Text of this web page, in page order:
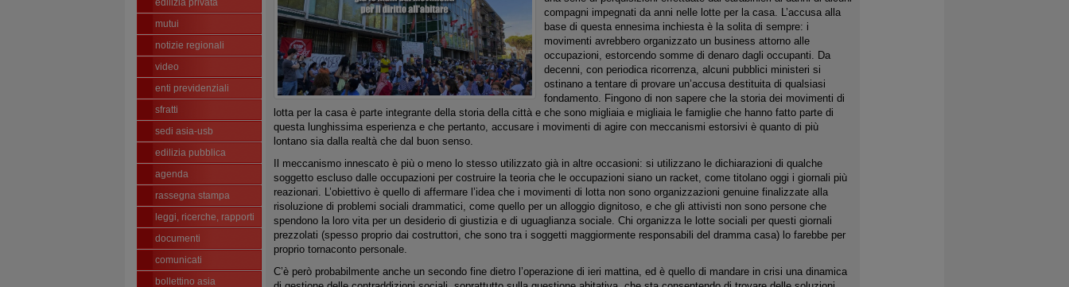
edilizia privata
mutui
notizie regionali
video
enti previdenziali
sfratti
sedi asia-usb
edilizia pubblica
agenda
rassegna stampa
leggi, ricerche, rapporti
documenti
comunicati
bollettino asia
compagni impegnati da anni nelle lotte per la casa. L’accusa alla
base di questa ennesima inchiesta è la solita di sempre: i
movimenti avrebbero organizzato un business attorno alle
occupazioni, estorcendo somme di denaro dagli occupanti. Da
decenni, con periodica ricorrenza, alcuni pubblici ministeri si
ostinano a tentare di provare un’accusa destituita di qualsiasi
fondamento. Fingono di non sapere che la storia dei movimenti di
lotta per la casa è parte integrante della storia della città e che sono migliaia e migliaia le famiglie che hanno fatto parte di
questa lunghissima esperienza e che pertanto, accusare i movimenti di agire con meccanismi estorsivi è quanto di più
lontano sia dalla realtà che dal buon senso.
Il meccanismo innescato è più o meno lo stesso utilizzato già in altre occasioni: si utilizzano le dichiarazioni di qualche
soggetto escluso dalle occupazioni per costruire la teoria che le occupazioni siano un racket, come titolano oggi i giornali più
reazionari. L’obiettivo è quello di affermare l’idea che i movimenti di lotta non sono organizzazioni genuine finalizzate alla
risoluzione di problemi sociali drammatici, come quello per un alloggio dignitoso, e che gli attivisti non sono persone che
spendono la loro vita per un desiderio di giustizia e di uguaglianza sociale. Chi organizza le lotte sociali per questi giornali
prezzolati (spesso proprio dai costruttori, che sono tra i soggetti maggiormente responsabili del dramma casa) lo farebbe per
proprio tornaconto personale.
C’è però probabilmente anche un secondo fine dietro l’operazione di ieri mattina, ed è quello di mandare in crisi una dinamica